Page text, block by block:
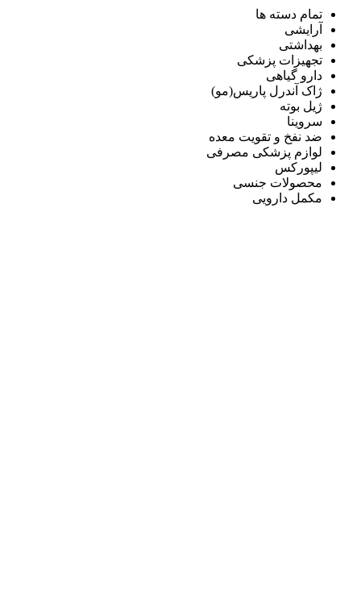
تمام دسته ها
آرایشی
بهداشتی
تجهیزات پزشکی
دارو گیاهی
ژاک آندرل پاریس(مو)
ژیل بوته
سروینا
ضد نفخ و تقویت معده
لوازم پزشکی مصرفی
لیپورکس
محصولات جنسی
مکمل دارویی